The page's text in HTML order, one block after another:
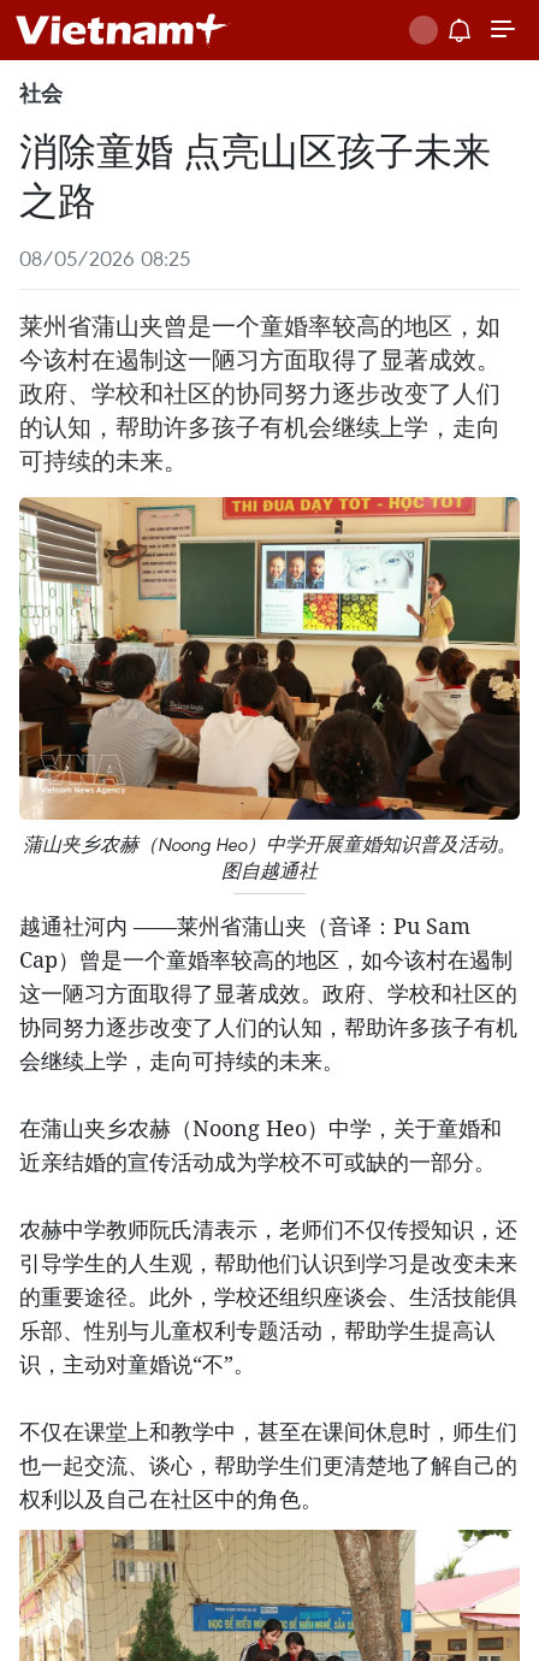
社会
消除童婚 点亮山区孩子未来
之路
08/05/2026 08:25
莱州省蒲山夹曾是一个童婚率较高的地区，如
今该村在遏制这一陋习方面取得了显著成效。
政府、学校和社区的协同努力逐步改变了人们
的认知，帮助许多孩子有机会继续上学，走向
可持续的未来。
蒲山夹乡农赫（Noong Heo）中学开展童婚知识普及活动。
图自越通社
越通社河内 ——莱州省蒲山夹（音译：Pu Sam
Cap）曾是一个童婚率较高的地区，如今该村在遏制
这一陋习方面取得了显著成效。政府、学校和社区的
协同努力逐步改变了人们的认知，帮助许多孩子有机
会继续上学，走向可持续的未来。
在蒲山夹乡农赫（Noong Heo）中学，关于童婚和
近亲结婚的宣传活动成为学校不可或缺的一部分。
农赫中学教师阮氏清表示，老师们不仅传授知识，还
引导学生的人生观，帮助他们认识到学习是改变未来
的重要途径。此外，学校还组织座谈会、生活技能俱
乐部、性别与儿童权利专题活动，帮助学生提高认
识，主动对童婚说“不”。
不仅在课堂上和教学中，甚至在课间休息时，师生们
也一起交流、谈心，帮助学生们更清楚地了解自己的
权利以及自己在社区中的角色。